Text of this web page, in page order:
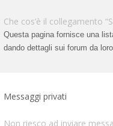
Che cos’è il collegamento
Questa pagina fornisce una
dando dettagli sui forum da
Messaggi privati
Non riesco ad inviare